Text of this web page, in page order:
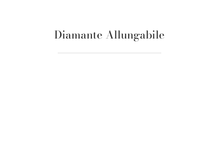
Diamante Allungabile